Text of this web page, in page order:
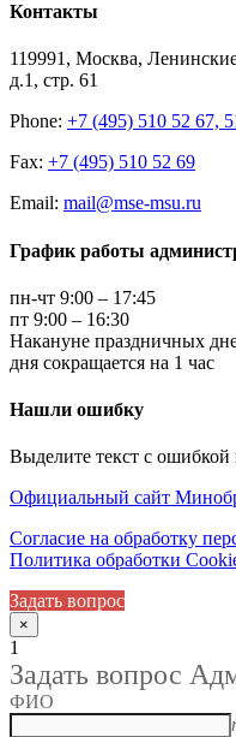
Контакты
119991, Москва,
д.1, стр. 61
Phone: +7 (495) 510 52 67,
Fax: +7 (495) 510 52 69
Email: mail@mse-msu.ru
График работы
пн-чт 9:00 – 17:45
пт 9:00 – 16:30
Накануне праздничных
дня сокращается на 1 час
Нашли ошибку
Выделите текст с
Официальный сайт
Согласие на обработку
Политика обработки
Задать вопрос
×
1
Задать вопрос
ФИО